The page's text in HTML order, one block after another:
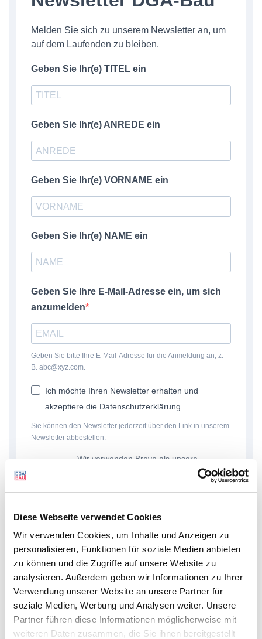
Diese Webseite verwendet Cookies
Wir verwenden Cookies, um Inhalte und Anzeigen zu
personalisieren, Funktionen für soziale Medien anbieten
zu können und die Zugriffe auf unsere Website zu
analysieren. Außerdem geben wir Informationen zu Ihrer
Verwendung unserer Website an unsere Partner für
soziale Medien, Werbung und Analysen weiter. Unsere
Partner führen diese Informationen möglicherweise mit
weiteren Daten zusammen, die Sie ihnen bereitgestellt
Melden Sie sich zu unserem Newsletter an, um
auf dem Laufenden zu bleiben.
Geben Sie Ihr(e) TITEL ein
Geben Sie Ihr(e) ANREDE ein
Geben Sie Ihr(e) VORNAME ein
Geben Sie Ihr(e) NAME ein
Geben Sie Ihre E-Mail-Adresse ein, um sich
anzumelden
Geben Sie bitte Ihre E-Mail-Adresse für die Anmeldung an, z.
B. abc@xyz.com.
Ich möchte Ihren Newsletter erhalten und
akzeptiere die Datenschutzerklärung.
Sie können den Newsletter jederzeit über den Link in unserem
Newsletter abbestellen.
Wir verwenden Brevo als unsere
Marketing-Plattform. Indem Sie das
Formular absenden, erklären Sie sich
einverstanden, dass die von Ihnen
Informationen gemäß den
Datenschutzrichtlinien von Brevozur
Bearbeitung übertragen werden.
ANMELDEN
Möchten Sie sich vom Newsletter abmelden, dann klicken Sie bittehier